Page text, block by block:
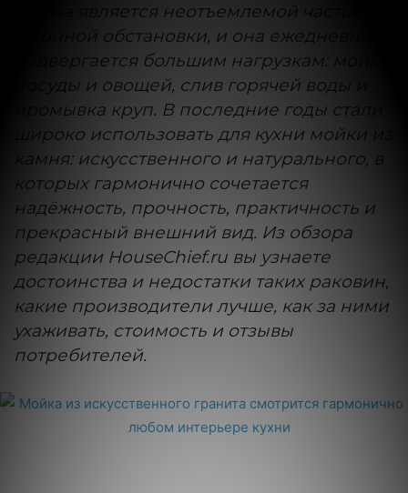
Мойка является неотъемлемой частью
кухонной обстановки, и она ежедневно
подвергается большим нагрузкам: мойка
посуды и овощей, слив горячей воды и
промывка круп. В последние годы стали
широко использовать для кухни мойки из
камня: искусственного и натурального, в
которых гармонично сочетается
надёжность, прочность, практичность и
прекрасный внешний вид. Из обзора
редакции HouseChief.ru вы узнаете
достоинства и недостатки таких раковин,
какие производители лучше, как за ними
ухаживать, стоимость и отзывы
потребителей.